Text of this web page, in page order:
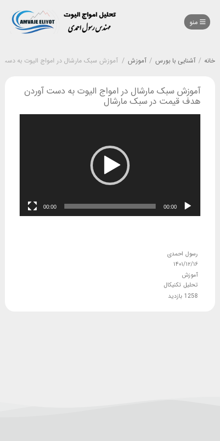
خانه / آشنایی با بورس / آموزش / آموزش سبک مارشال در امواج الیوت به
آموزش سبک مارشال در امواج الیوت به دست آوردن
هدف قیمت در سبک مارشال
00:00
00:00
رسول احمدی
۱۴۰۱/۱۲/۱۶
آموزش
تحلیل تکنیکال
1258 بازدید